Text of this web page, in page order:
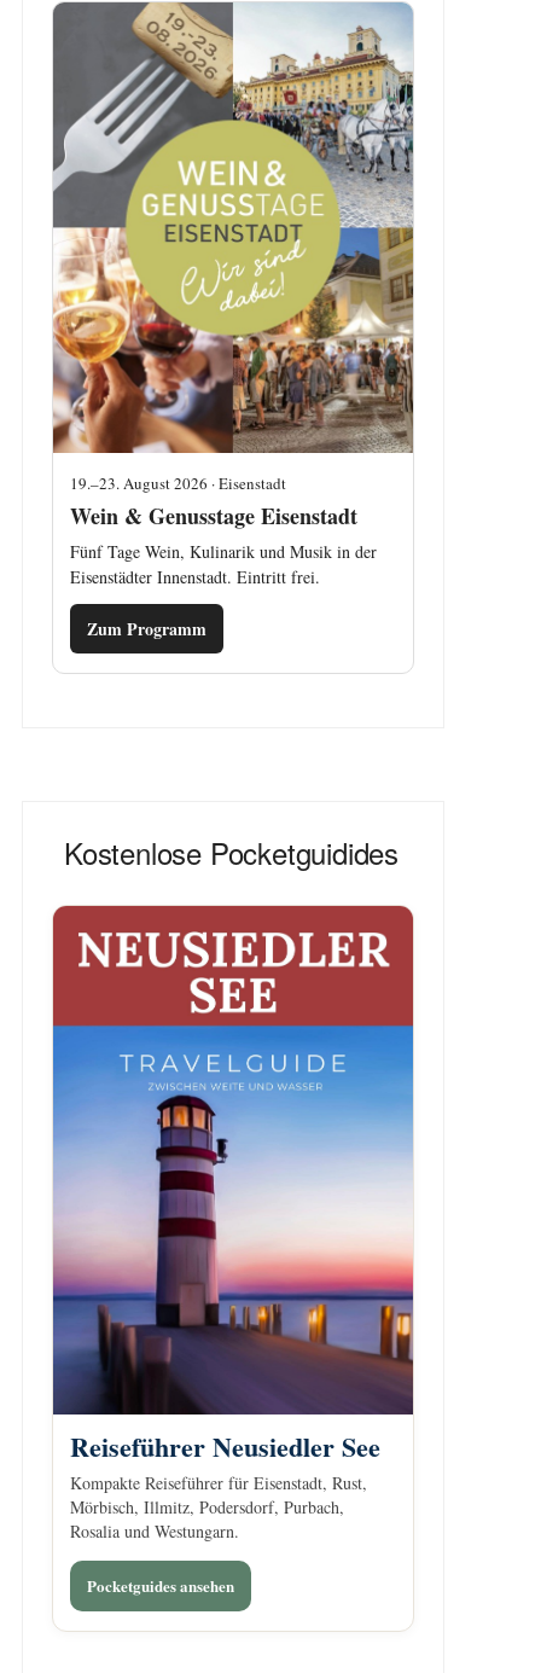
19.–23. August 2026 · Eisenstadt
Wein & Genusstage Eisenstadt
Fünf Tage Wein, Kulinarik und Musik in der
Eisenstädter Innenstadt. Eintritt frei.
Zum Programm
Kostenlose Pocketguidides
Reiseführer Neusiedler See
Kompakte Reiseführer für Eisenstadt, Rust,
Mörbisch, Illmitz, Podersdorf, Purbach,
Rosalia und Westungarn.
Pocketguides ansehen